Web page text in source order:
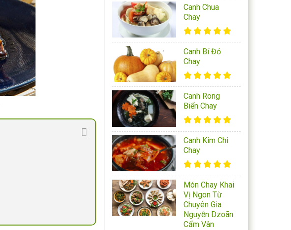
Canh Chua
Chay
Canh Bí Đỏ
Chay
Canh Rong
Biển Chay
Canh Kim Chi
Chay
Món Chay Khai
Vị Ngon Từ
Chuyên Gia
Nguyễn Dzoãn
Cẩm Vân